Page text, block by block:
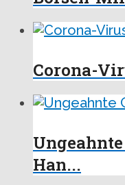
Corona-
Han...